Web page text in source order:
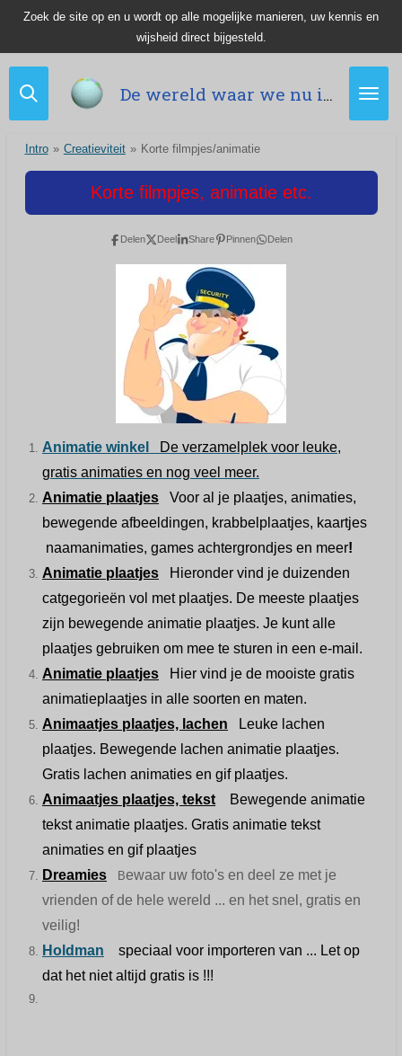
hoofdinhoud
De wereld waar we nu in leven.
Zoek de site op en u wordt op alle mogelijke manieren, uw kennis en
wijsheid direct bijgesteld.
Intro » Creatieviteit » Korte filmpjes/animatie
Korte filmpjes, animatie etc.
Delen Deel Share Pinnen Delen
Animatie winkel
De verzamelplek voor leuke,
gratis animaties en nog veel meer.
Animatie plaatjes Voor al je plaatjes, animaties,
bewegende afbeeldingen, krabbelplaatjes, kaartjes
naamanimaties, games achtergrondjes en meer!
Animatie plaatjes
Hieronder vind je duizenden
catgegorieën vol met plaatjes. De meeste plaatjes
zijn bewegende animatie plaatjes. Je kunt alle
plaatjes gebruiken om mee te sturen in een e-mail.
Animatie plaatjes Hier vind je de mooiste gratis
animatieplaatjes in alle soorten en maten.
Animaatjes plaatjes, lachen
Leuke lachen
plaatjes. Bewegende lachen animatie plaatjes.
Gratis lachen animaties en gif plaatjes.
Animaatjes plaatjes, tekst
Bewegende animatie
tekst animatie plaatjes. Gratis animatie tekst
animaties en gif plaatjes
Dreamies
Bewaar uw foto's en deel ze met je
vrienden of de hele wereld ... en het snel, gratis en
veilig!
Holdman speciaal voor importeren van ... Let op
dat het niet altijd gratis is !!!